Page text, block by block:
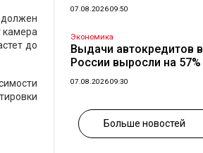
камера
до
07.08.2026 09:50
Экономика
Выдачи автокредитов в
России выросли на 57%
07.08.2026 09:30
Больше новостей